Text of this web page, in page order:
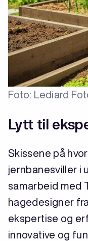
Foto: Lediard
Lytt til
Skissene på
jernbanesviller i
samarbeid med
hagedesigner fra
ekspertise og
innovative og